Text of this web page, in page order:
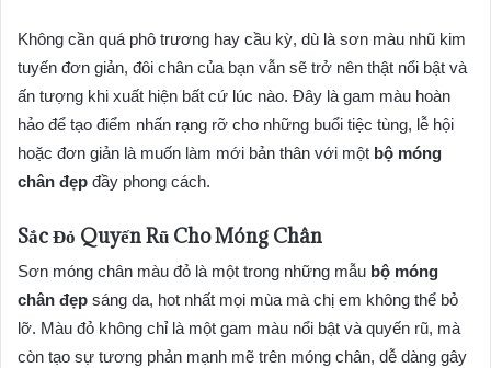
Không cần quá phô trương hay cầu kỳ, dù là sơn màu nhũ kim
tuyến đơn giản, đôi chân của bạn vẫn sẽ trở nên thật nổi bật và
ấn tượng khi xuất hiện bất cứ lúc nào. Đây là gam màu hoàn
hảo để tạo điểm nhấn rạng rỡ cho những buổi tiệc tùng, lễ hội
hoặc đơn giản là muốn làm mới bản thân với một bộ móng
chân đẹp đầy phong cách.
Sắc Đỏ Quyến Rũ Cho Móng Chân
Sơn móng chân màu đỏ là một trong những mẫu bộ móng
chân đẹp sáng da, hot nhất mọi mùa mà chị em không thể bỏ
lỡ. Màu đỏ không chỉ là một gam màu nổi bật và quyến rũ, mà
còn tạo sự tương phản mạnh mẽ trên móng chân, dễ dàng gây